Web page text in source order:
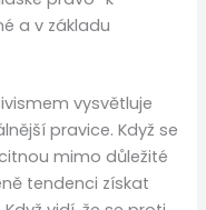
a v základu
vysvětluje
pravice. Když se
mimo důležité
tendenci získat